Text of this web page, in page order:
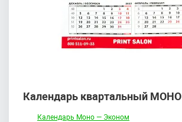
Календарь квартальный МОНО
Календарь Моно — Эконом